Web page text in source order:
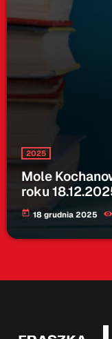
2025
Mole
roku
today 18 grudnia 2025